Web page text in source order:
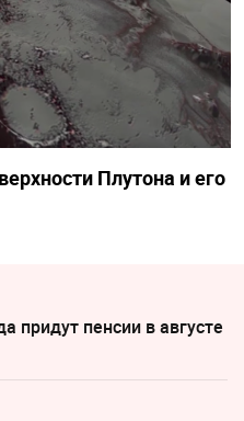
Плутона и его
придут пенсии в августе